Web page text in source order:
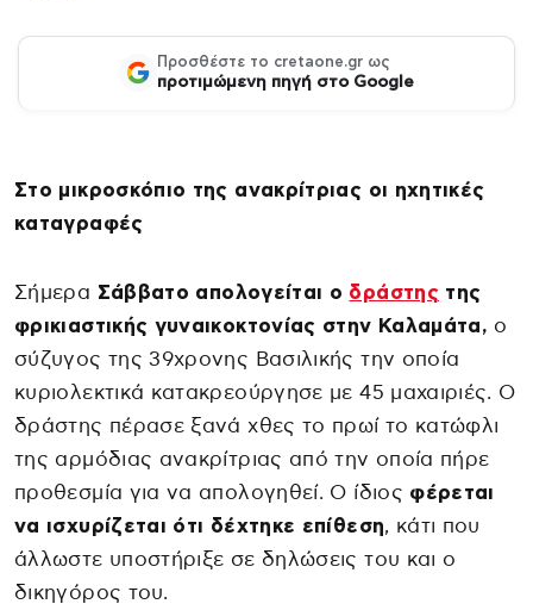
Προσθέστε το cretaone.gr ως
προτιμώμενη πηγή στο Google
Στο μικροσκόπιο της ανακρίτριας οι ηχητικές
καταγραφές
Σήμερα Σάββατο απολογείται ο δράστης της
φρικιαστικής γυναικοκτονίας στην Καλαμάτα, ο
σύζυγος της 39χρονης Βασιλικής την οποία
κυριολεκτικά κατακρεούργησε με 45 μαχαιριές. Ο
δράστης πέρασε ξανά χθες το πρωί το κατώφλι
της αρμόδιας ανακρίτριας από την οποία πήρε
προθεσμία για να απολογηθεί. Ο ίδιος φέρεται
να ισχυρίζεται ότι δέχτηκε επίθεση, κάτι που
άλλωστε υποστήριξε σε δηλώσεις του και ο
δικηγόρος του.